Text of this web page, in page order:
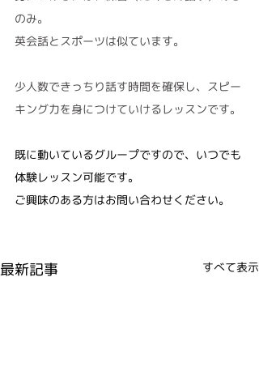
のみ。
英会話とスポーツは似ています。
少人数できっちり話す時間を確保し、スピー
キング力を身につけていけるレッスンです。
既に動いているグループですので、いつでも
体験レッスン可能です。
ご興味のある方はお問い合わせください。
最新記事 すべて表示